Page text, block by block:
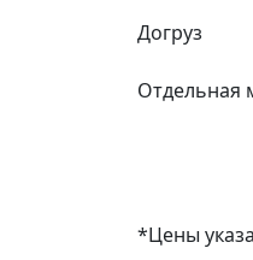
Догруз
Отдельная
*Цены